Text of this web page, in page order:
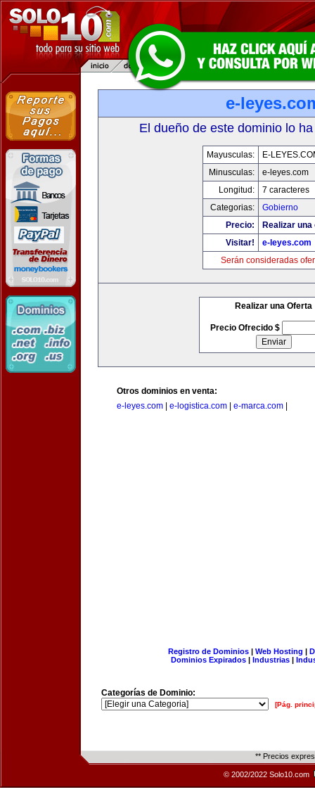
e-
El dueño de este dominio lo
Mayusculas:
E-
Minusculas:
e-leyes.com
Longitud:
7 caracteres
Categorias:
Gobierno
Precio:
Realizar
Visitar!
e-leyes.com
Serán consideradas
Realizar una Oferta
Precio Ofrecido $
Otros dominios en venta:
e-leyes.com
e-logistica.com e-marca.com
Registro de Dominios| Web Hosting |
Dominios Expirados | Industrias |
Categorías de Dominio:
[Pág.
** Precios
© 2002/2022 Solo10.com